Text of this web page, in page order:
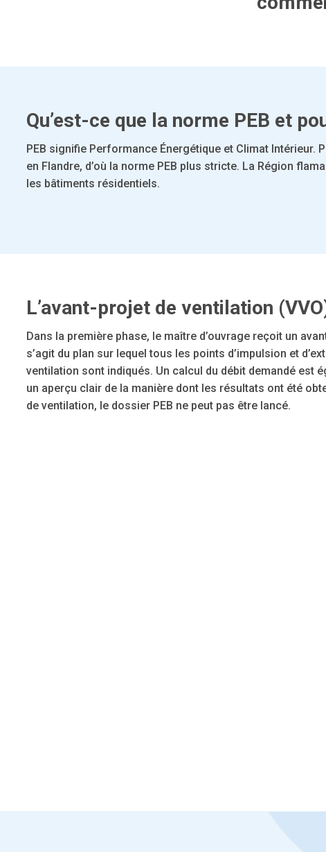
Qu’est-ce que la norme PEB et
PEB signifie Performance Énergétique et Climat
en Flandre, d’où la norme PEB plus stricte. La Région
les bâtiments résidentiels.
L’avant-projet de ventilation
Dans la première phase, le maître d’ouvrage reçoit un
s’agit du plan sur lequel tous les points d’impulsion et
ventilation sont indiqués. Un calcul du débit demandé est
un aperçu clair de la manière dont les résultats ont été
de ventilation, le dossier PEB ne peut pas être lancé.